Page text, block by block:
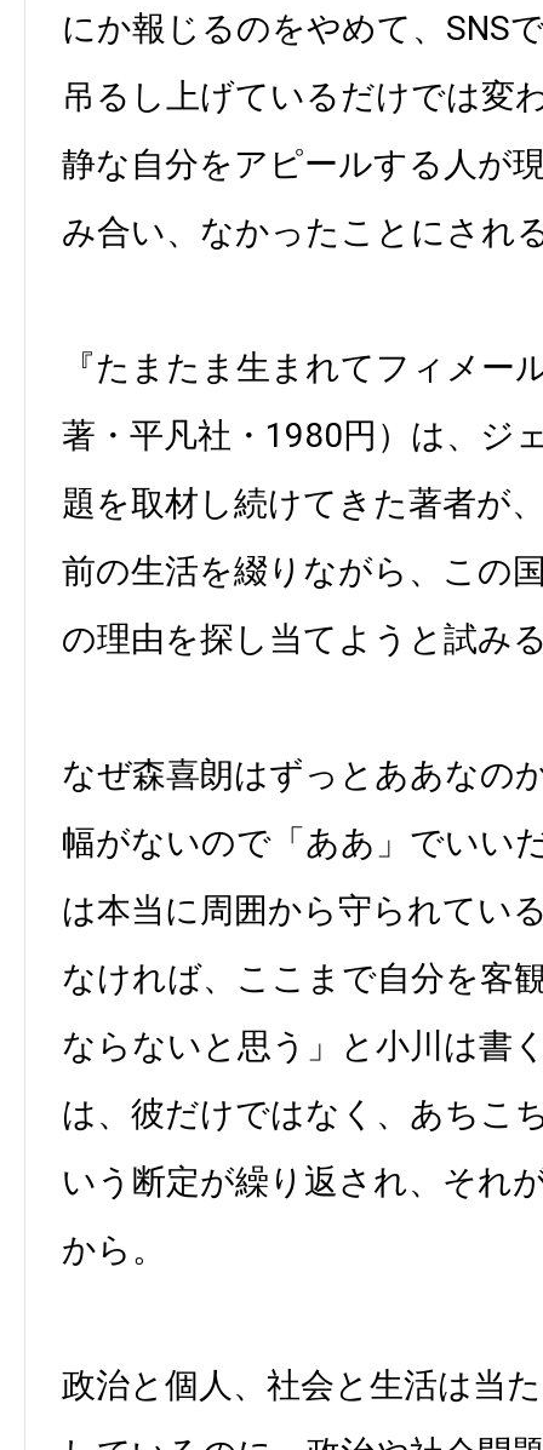
にか報じるのをやめて、SNS
吊るし上げているだけでは変
静な自分をアピールする人が
み合い、なかったことにされ
『たまたま生まれてフィメー
著・平凡社・1980円）は、ジ
題を取材し続けてきた著者が
前の生活を綴りながら、この
の理由を探し当てようと試み
なぜ森喜朗はずっとああなの
幅がないので「ああ」でいい
は本当に周囲から守られてい
なければ、ここまで自分を客
ならないと思う」と小川は書
は、彼だけではなく、あちこ
いう断定が繰り返され、それ
から。
政治と個人、社会と生活は当